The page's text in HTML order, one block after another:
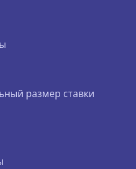
размер ставки